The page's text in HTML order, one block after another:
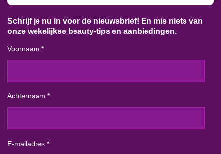
Schrijf je nu in voor de nieuwsbrief! En mis niets van
onze wekelijkse beauty-tips en aanbiedingen.
Voornaam *
Achternaam *
E-mailadres *